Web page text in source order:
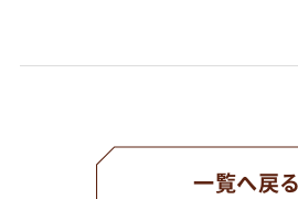
一覧へ戻る